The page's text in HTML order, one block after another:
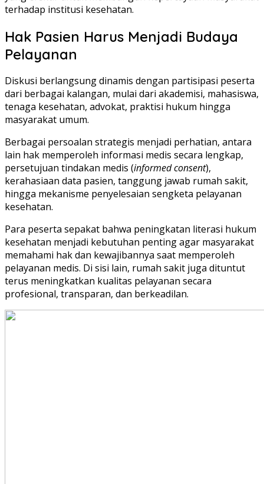
terhadap institusi kesehatan.
Hak Pasien Harus Menjadi Budaya
Pelayanan
Diskusi berlangsung dinamis dengan partisipasi peserta
dari berbagai kalangan, mulai dari akademisi, mahasiswa,
tenaga kesehatan, advokat, praktisi hukum hingga
masyarakat umum.
Berbagai persoalan strategis menjadi perhatian, antara
lain hak memperoleh informasi medis secara lengkap,
persetujuan tindakan medis (informed consent),
kerahasiaan data pasien, tanggung jawab rumah sakit,
hingga mekanisme penyelesaian sengketa pelayanan
kesehatan.
Para peserta sepakat bahwa peningkatan literasi hukum
kesehatan menjadi kebutuhan penting agar masyarakat
memahami hak dan kewajibannya saat memperoleh
pelayanan medis. Di sisi lain, rumah sakit juga dituntut
terus meningkatkan kualitas pelayanan secara
profesional, transparan, dan berkeadilan.